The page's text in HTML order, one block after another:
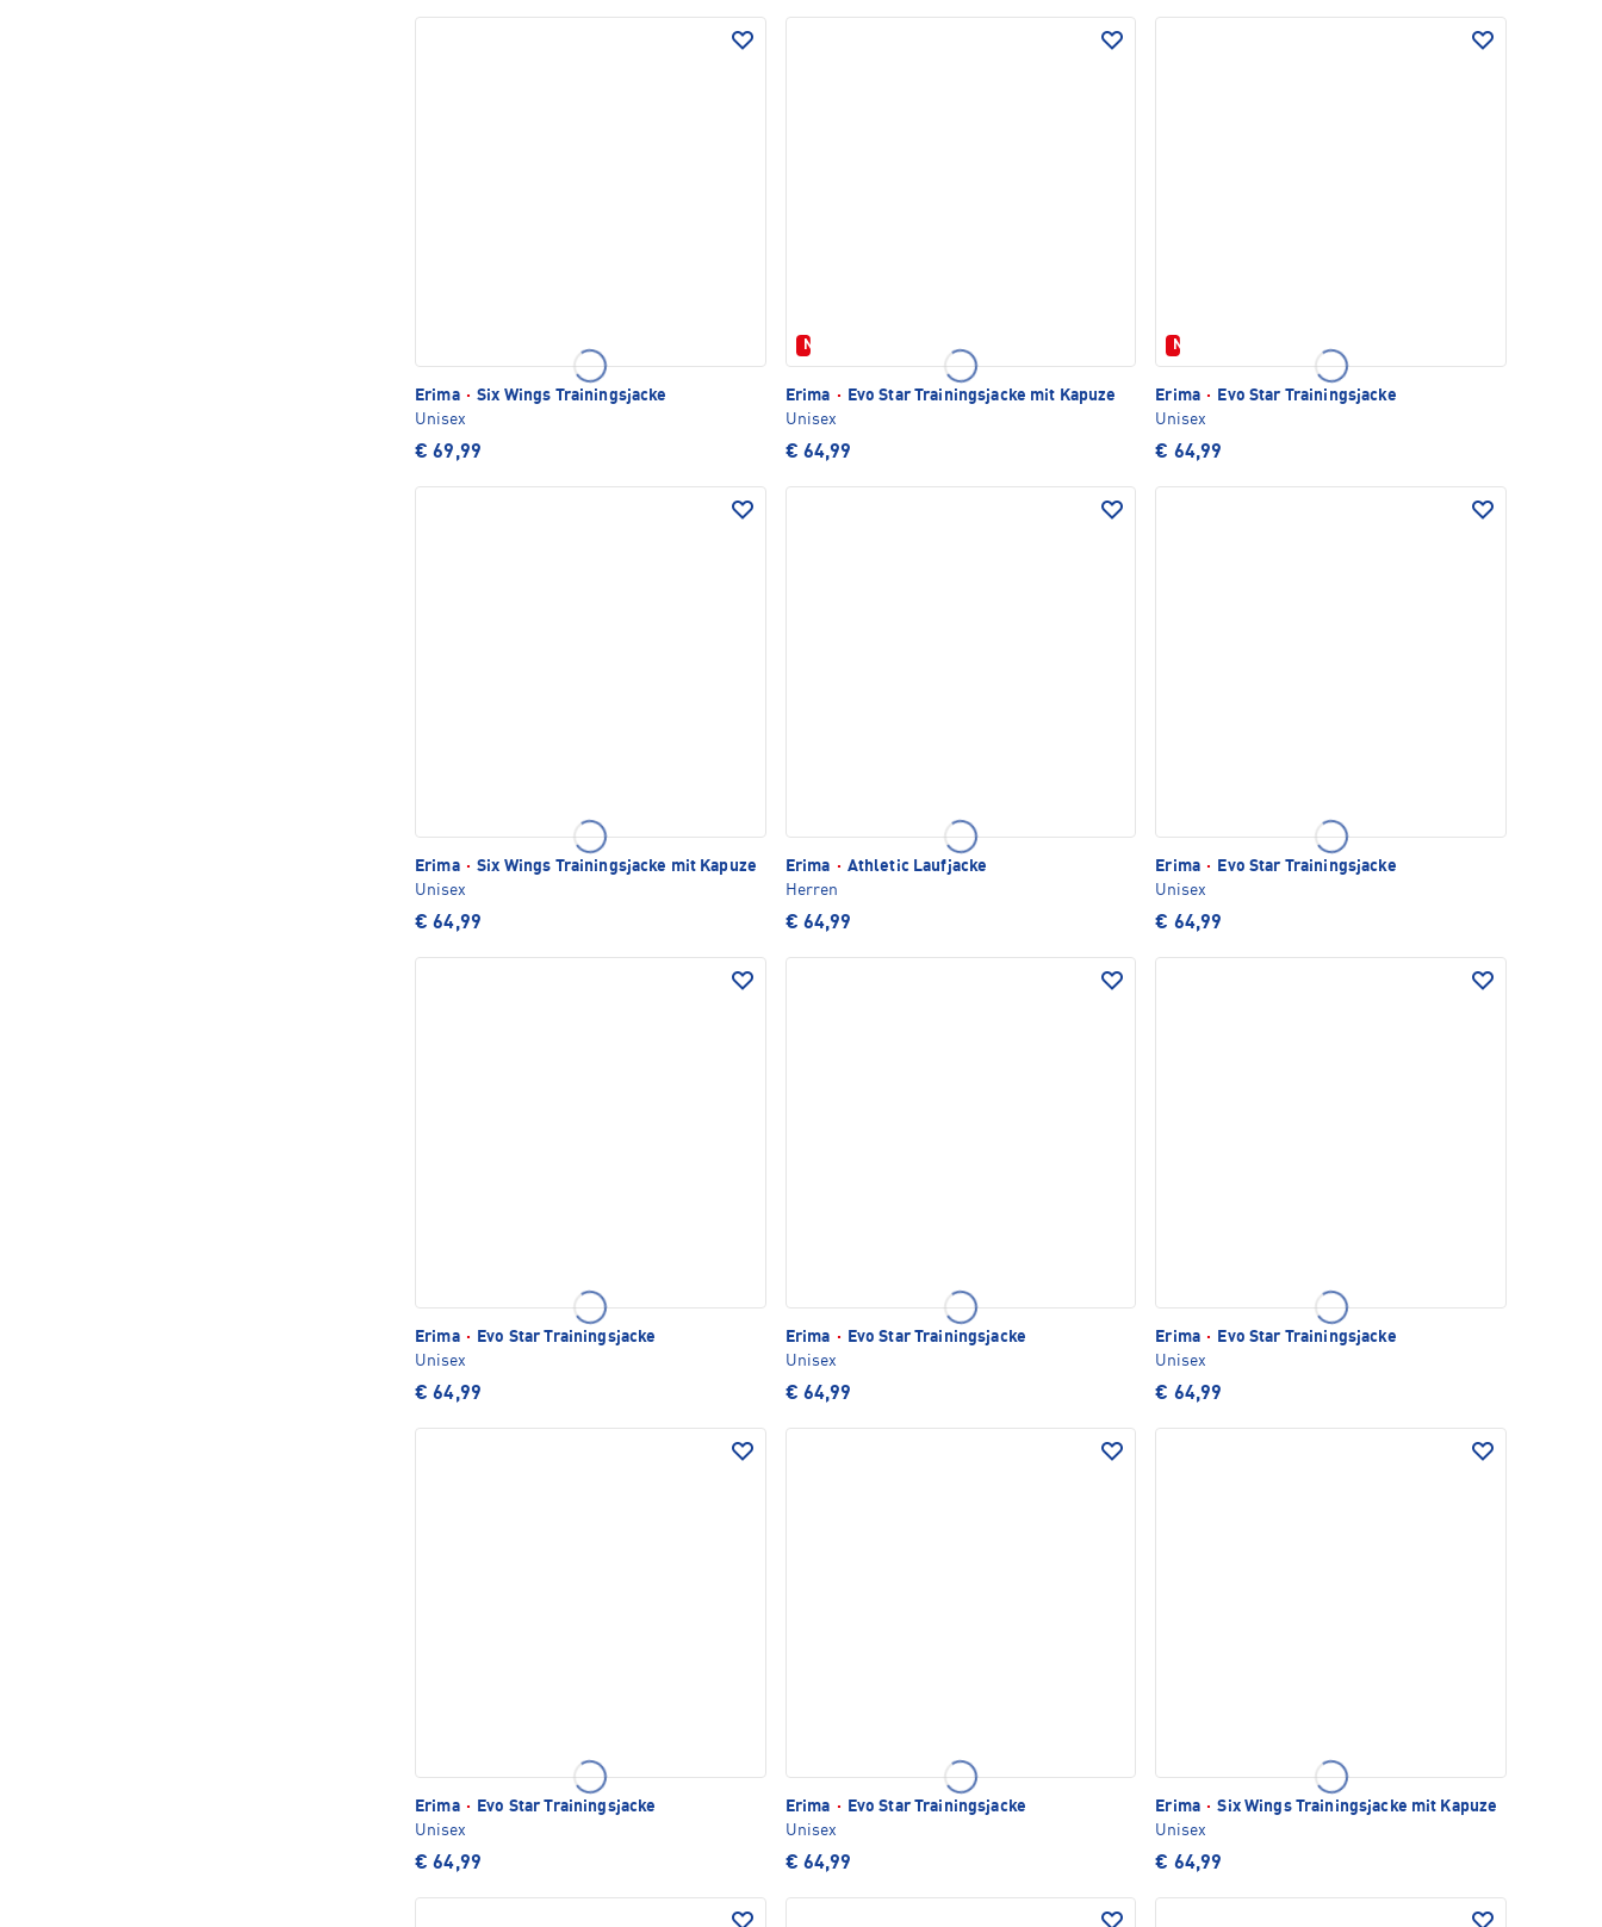
Erima · Six Wings Trainingsjacke
Unisex
€ 69,99
Neu
Erima ·
Evo Star Trainingsjacke mit Kapuze
Unisex
€ 64,99
Neu
Erima ·
Evo Star Trainingsjacke
Unisex
€ 64,99
Erima · Six Wings Trainingsjacke mit Kapuze
Unisex
€ 64,99
Erima · Athletic Laufjacke
Herren
€ 64,99
Erima ·
Evo Star Trainingsjacke
Unisex
€ 64,99
Erima ·
Evo Star Trainingsjacke
Unisex
€ 64,99
Erima ·
Evo Star Trainingsjacke
Unisex
€ 64,99
Erima ·
Evo Star Trainingsjacke
Unisex
€ 64,99
Erima ·
Evo Star Trainingsjacke
Unisex
€ 64,99
Erima ·
Evo Star Trainingsjacke
Unisex
€ 64,99
Erima · Six Wings Trainingsjacke mit Kapuze
Unisex
€ 64,99